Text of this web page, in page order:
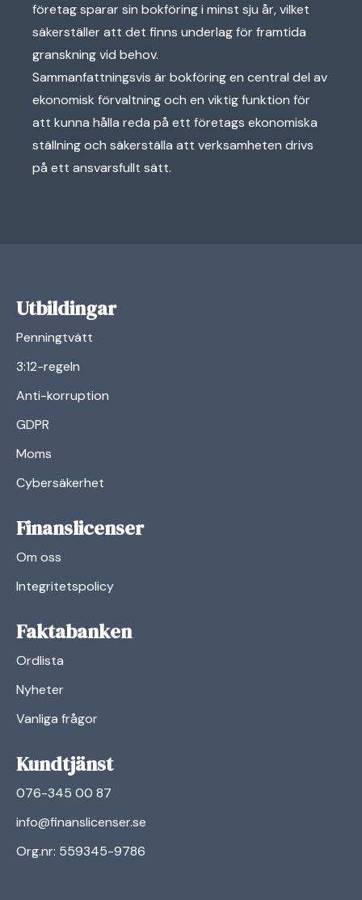
företag sparar sin bokföring i minst sju år, vilket
säkerställer att det finns underlag för framtida
granskning vid behov.
Sammanfattningsvis är bokföring en central del av
ekonomisk förvaltning och en viktig funktion för
att kunna hålla reda på ett företags ekonomiska
ställning och säkerställa att verksamheten drivs
på ett ansvarsfullt sätt.
Utbildingar
Penningtvätt
3:12-regeln
Anti-korruption
GDPR
Moms
Cybersäkerhet
Finanslicenser
Om oss
Integritetspolicy
Faktabanken
Ordlista
Nyheter
Vanliga frågor
Kundtjänst
076-345 00 87
info@finanslicenser.se
Org.nr: 559345-9786